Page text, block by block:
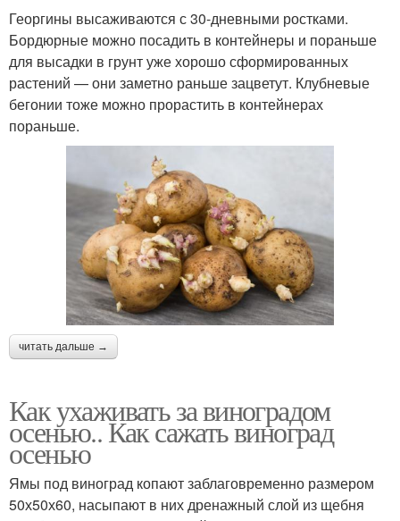
Георгины высаживаются с 30-дневными ростками.
Бордюрные можно посадить в контейнеры и пораньше
для высадки в грунт уже хорошо сформированных
растений — они заметно раньше зацветут. Клубневые
бегонии тоже можно прорастить в контейнерах
пораньше.
читать дальше →
Как ухаживать за виноградом
осенью.. Как сажать виноград
осенью
Ямы под виноград копают заблаговременно размером
50х50х60, насыпают в них дренажный слой из щебня